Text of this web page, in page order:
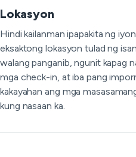
Lokasyon
Hindi kailanman ipapakita ng
eksaktong lokasyon tulad ng
walang panganib, ngunit kapag
mga check-in, at iba pang
kakayahan ang mga
kung nasaan ka.